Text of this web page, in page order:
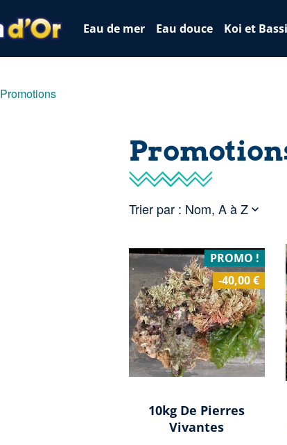
Eau de mer Eau douce Koi et
Promotions
Trier par : Nom, A à Z
10kg De Pierres
Vivantes
PROMO !
-40,00 €